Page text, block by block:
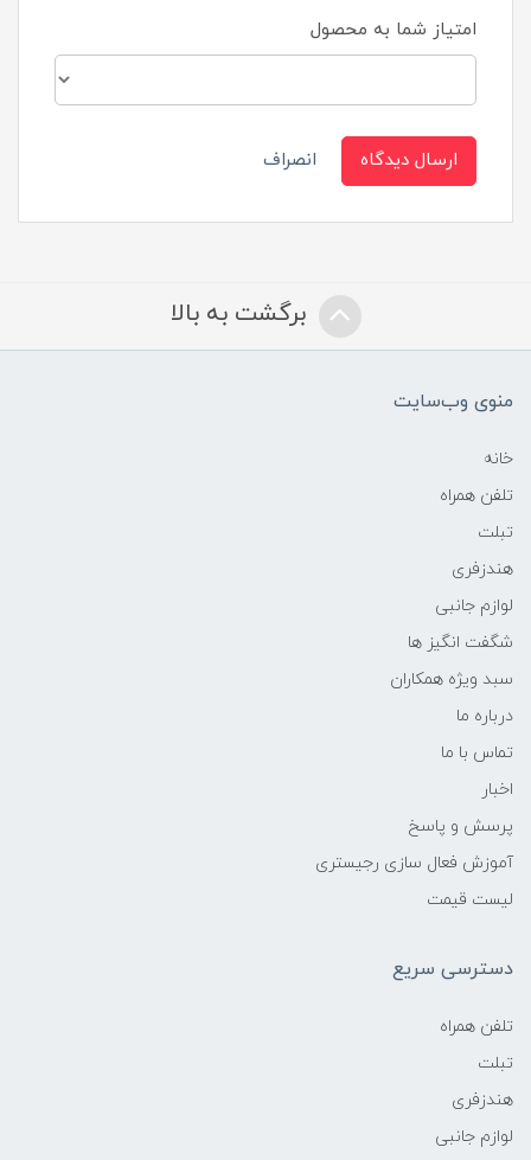
امتیاز شما به محصول
ارسال دیدگاه انصراف
برگشت به بالا
منوی وب‌سایت
خانه
تلفن همراه
تبلت
هندزفری
لوازم جانبی
شگفت انگیز ها
سبد ویژه همکاران
درباره ما
تماس با ما
اخبار
پرسش و پاسخ
آموزش فعال سازی رجیستری
لیست قیمت
دسترسی سریع
تلفن همراه
تبلت
هندزفری
لوازم جانبی